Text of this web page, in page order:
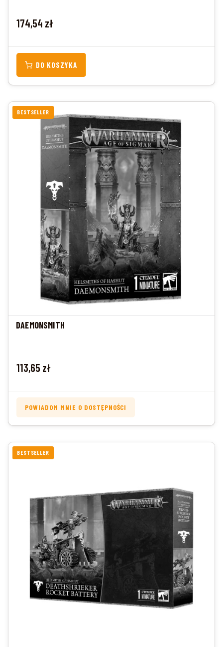
Cena
174,54 zł
DO KOSZYKA
BESTSELLER
DAEMONSMITH
Cena
113,65 zł
POWIADOM MNIE O DOSTĘPNOŚCI
BESTSELLER